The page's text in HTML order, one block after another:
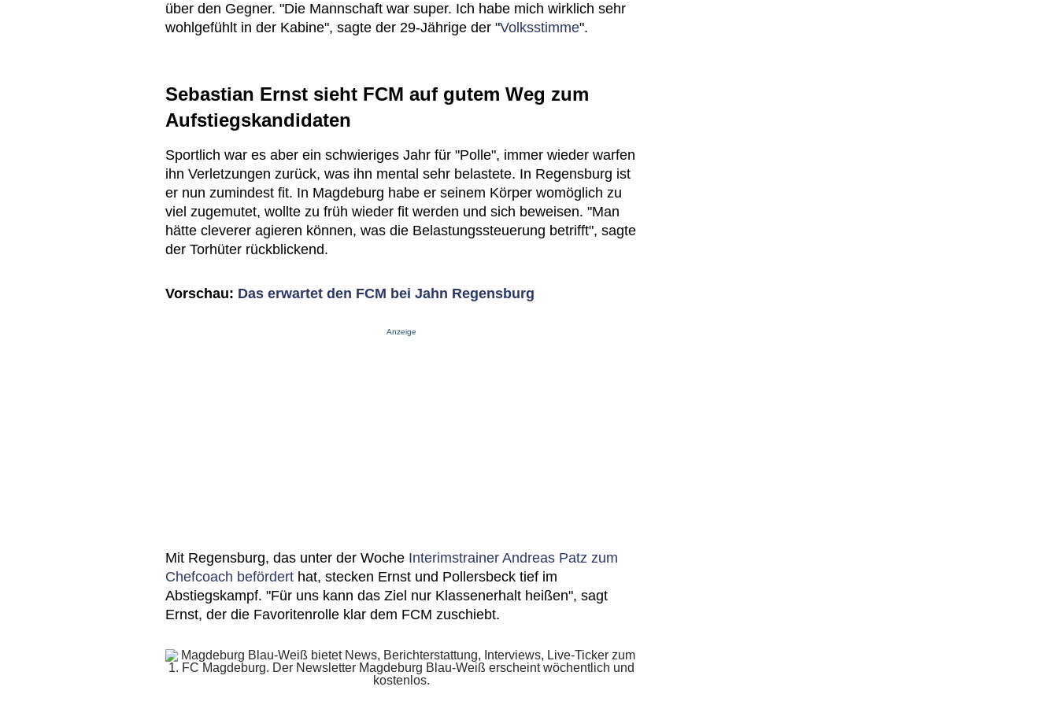
über den Gegner. "Die Mannschaft war super. Ich habe mich wirklich sehr
wohlgefühlt in der Kabine", sagte der 29-Jährige der "Volksstimme".
Sebastian Ernst sieht FCM auf gutem Weg zum
Aufstiegskandidaten
Sportlich war es aber ein schwieriges Jahr für "Polle", immer wieder warfen
ihn Verletzungen zurück, was ihn mental sehr belastete. In Regensburg ist
er nun zumindest fit. In Magdeburg habe er seinem Körper womöglich zu
viel zugemutet, wollte zu früh wieder fit werden und sich beweisen. "Man
hätte cleverer agieren können, was die Belastungssteuerung betrifft", sagte
der Torhüter rückblickend.
Vorschau: Das erwartet den FCM bei Jahn Regensburg
Anzeige
Mit Regensburg, das unter der Woche Interimstrainer Andreas Patz zum
Chefcoach befördert hat, stecken Ernst und Pollersbeck tief im
Abstiegskampf. "Für uns kann das Ziel nur Klassenerhalt heißen", sagt
Ernst, der die Favoritenrolle klar dem FCM zuschiebt.